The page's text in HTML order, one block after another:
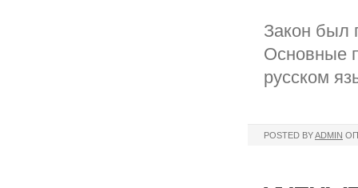
Закон был
Основные
русском
POSTED BYADMIN